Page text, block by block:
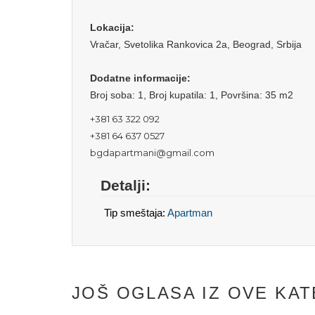
Lokacija:
Vračar, Svetolika Rankovica 2a, Beograd, Srbija
Dodatne informacije:
Broj soba: 1, Broj kupatila: 1, Površina: 35 m2
+381 63 322 092
+381 64 637 0527
bgdapartmani@gmail.com
Detalji:
Tip smeštaja: Apartman
JOŠ OGLASA IZ OVE